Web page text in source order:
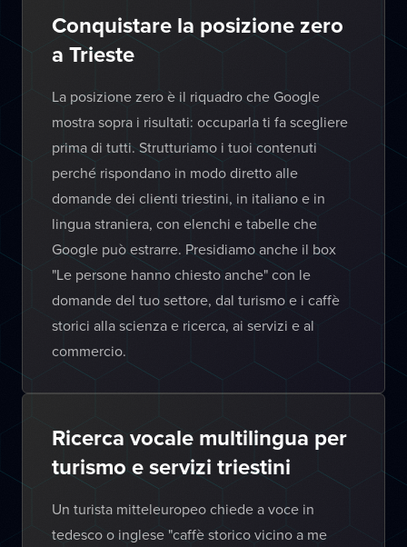
Conquistare la posizione zero
a Trieste
La posizione zero è il riquadro che Google
mostra sopra i risultati: occuparla ti fa scegliere
prima di tutti. Strutturiamo i tuoi contenuti
perché rispondano in modo diretto alle
domande dei clienti triestini, in italiano e in
lingua straniera, con elenchi e tabelle che
Google può estrarre. Presidiamo anche il box
"Le persone hanno chiesto anche" con le
domande del tuo settore, dal turismo e i caffè
storici alla scienza e ricerca, ai servizi e al
commercio.
Ricerca vocale multilingua per
turismo e servizi triestini
Un turista mitteleuropeo chiede a voce in
tedesco o inglese "caffè storico vicino a me